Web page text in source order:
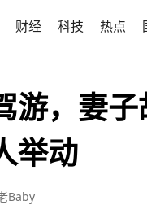
财经 科技 热点
游，妻
举动
Baby